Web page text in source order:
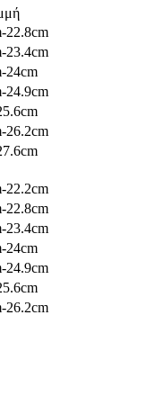
22.8cm
23.4cm
24cm
24.9cm
26.2cm
22.2cm
22.8cm
23.4cm
24cm
24.9cm
26.2cm